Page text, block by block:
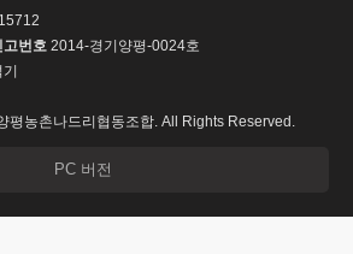
고번호 2014-경기양평-0024호
농촌나드리협동조합. All Rights Reserved.
PC 버전